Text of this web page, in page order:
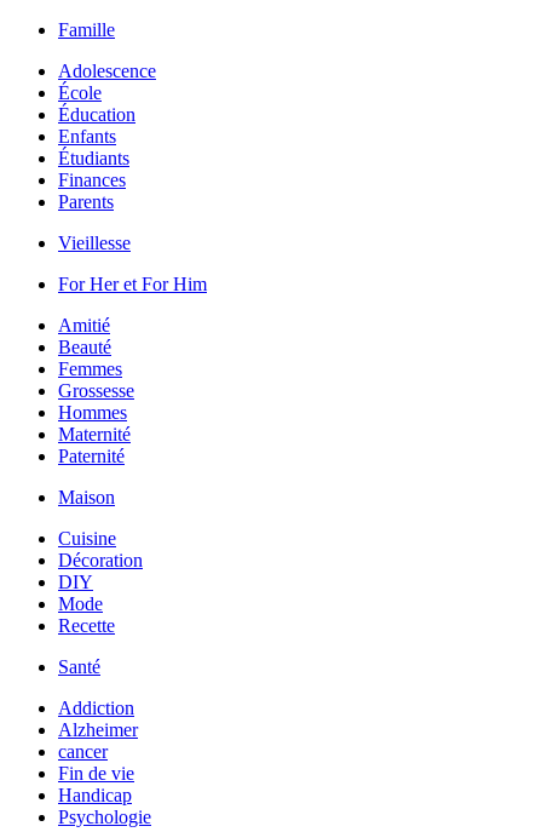
Famille
Adolescence
École
Éducation
Enfants
Étudiants
Finances
Parents
Vieillesse
For Her et For Him
Amitié
Beauté
Femmes
Grossesse
Hommes
Maternité
Paternité
Maison
Cuisine
Décoration
DIY
Mode
Recette
Santé
Addiction
Alzheimer
cancer
Fin de vie
Handicap
Psychologie